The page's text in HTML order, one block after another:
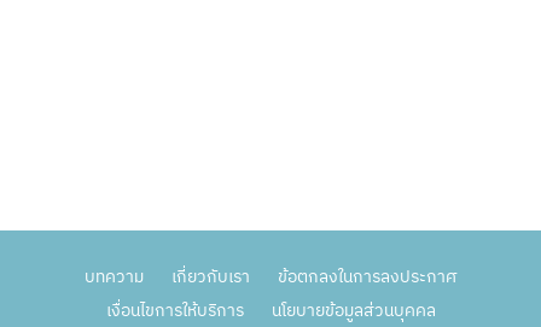
บทความ เกี่ยวกับเรา
ข้อตกลงในการลงประกาศ
เงื่อนไขการให้บริการ
นโยบายข้อมูลส่วนบุคคล